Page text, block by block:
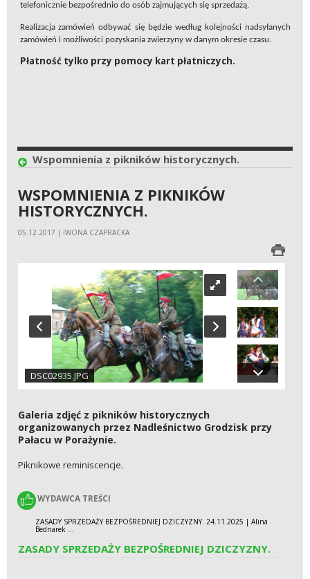
telefonicznie bezpośrednio do osób zajmujących się sprzedażą.
Realizacja zamówień odbywać się będzie według kolejności nadsyłanych
zamówień i możliwości pozyskania zwierzyny w danym okresie czasu.
Płatność tylko przy pomocy kart płatniczych.
Wspomnienia z pikników historycznych.
WSPOMNIENIA Z PIKNIKÓW
HISTORYCZNYCH.
05.12.2017 | IWONA CZAPRACKA
DSC02935.JPG
Galeria zdjęć z pikników historycznych
organizowanych przez Nadleśnictwo Grodzisk przy
Pałacu w Porażynie.
Piknikowe reminiscencje.
WYDAWCA TREŚCI
WYDAWCA TREŚCI
ZASADY SPRZEDAŻY BEZPOŚREDNIEJ DZICZYZNY. 24.11.2025 | Alina
Bednarek ...
ZASADY SPRZEDAŻY BEZPOŚREDNIEJ DZICZYZNY.